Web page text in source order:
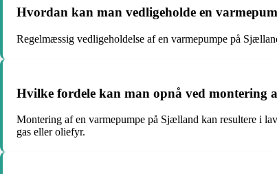
Hvordan kan man vedligeholde en
Regelmæssig vedligeholdelse af en varmepumpe på
Hvilke fordele kan man opnå ved montering
Montering af en varmepumpe på Sjælland kan resultere i
gas eller oliefyr.